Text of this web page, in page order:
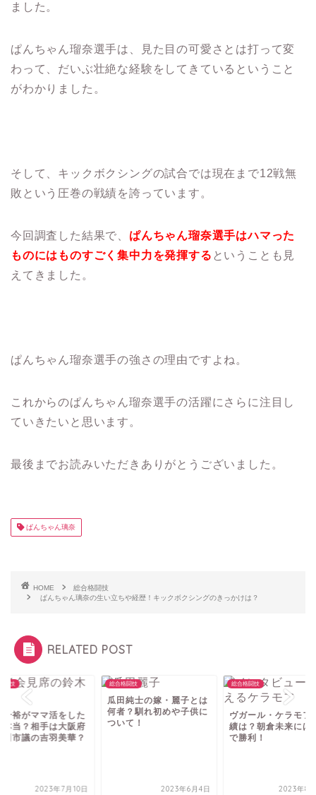
ました。
ぱんちゃん瑠奈選手は、見た目の可愛さとは打って変
わって、だいぶ壮絶な経験をしてきているということ
がわかりました。
そして、キックボクシングの試合では現在まで12戦無
敗という圧巻の戦績を誇っています。
今回調査した結果で、 ぱんちゃん瑠奈選手はハマった
ものにはものすごく集中力を発揮する ということも見
えてきました。
ぱんちゃん瑠奈選手の強さの理由ですよね。
これからのぱんちゃん瑠奈選手の活躍にさらに注目し
ていきたいと思います。
最後までお読みいただきありがとうございました。
ぱんちゃん璃奈
HOME
総合格闘技
ぱんちゃん璃奈の生い立ちや経歴！キックボクシングのきっかけは？
RELATED POST
闘技
千裕がママ活をした
本当？相手は大阪府
川市議の吉羽美華？
2023年7月10日
総合格闘技
瓜田純士の嫁・麗子とは
何者？馴れ初めや子供に
ついて！
2023年6月4日
総合格闘技
ヴガール・ケラモフ
績は？朝倉未来には
で勝利！
2023年8